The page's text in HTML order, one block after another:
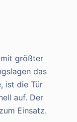
größter
das
ist die Tür
auf. Der
Einsatz.